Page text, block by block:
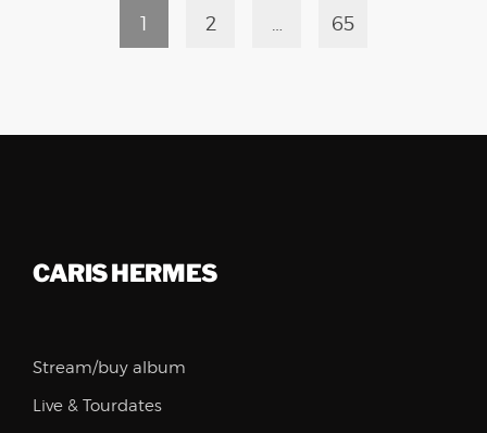
1 2 65
CARIS HERMES
Stream/buy album
Live & Tourdates